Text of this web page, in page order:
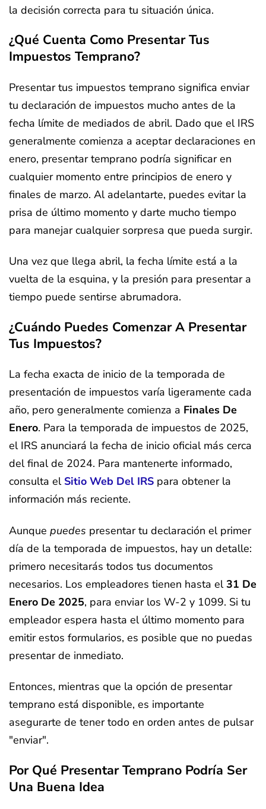
la decisión correcta para tu situación única.
¿Qué Cuenta Como Presentar Tus
Impuestos Temprano?
Presentar tus impuestos temprano significa enviar
tu declaración de impuestos mucho antes de la
fecha límite de mediados de abril. Dado que el IRS
generalmente comienza a aceptar declaraciones en
enero, presentar temprano podría significar en
cualquier momento entre principios de enero y
finales de marzo. Al adelantarte, puedes evitar la
prisa de último momento y darte mucho tiempo
para manejar cualquier sorpresa que pueda surgir.
Una vez que llega abril, la fecha límite está a la
vuelta de la esquina, y la presión para presentar a
tiempo puede sentirse abrumadora.
¿Cuándo Puedes Comenzar A Presentar
Tus Impuestos?
La fecha exacta de inicio de la temporada de
presentación de impuestos varía ligeramente cada
año, pero generalmente comienza a Finales De
Enero. Para la temporada de impuestos de 2025,
el IRS anunciará la fecha de inicio oficial más cerca
del final de 2024. Para mantenerte informado,
consulta el Sitio Web Del IRS para obtener la
información más reciente.
Aunque puedes presentar tu declaración el primer
día de la temporada de impuestos, hay un detalle:
primero necesitarás todos tus documentos
necesarios. Los empleadores tienen hasta el31 De
Enero De 2025, para enviar los W-2 y 1099. Si tu
empleador espera hasta el último momento para
emitir estos formularios, es posible que no puedas
presentar de inmediato.
Entonces, mientras que la opción de presentar
temprano está disponible, es importante
asegurarte de tener todo en orden antes de pulsar
"enviar".
Por Qué Presentar Temprano Podría Ser
Una Buena Idea